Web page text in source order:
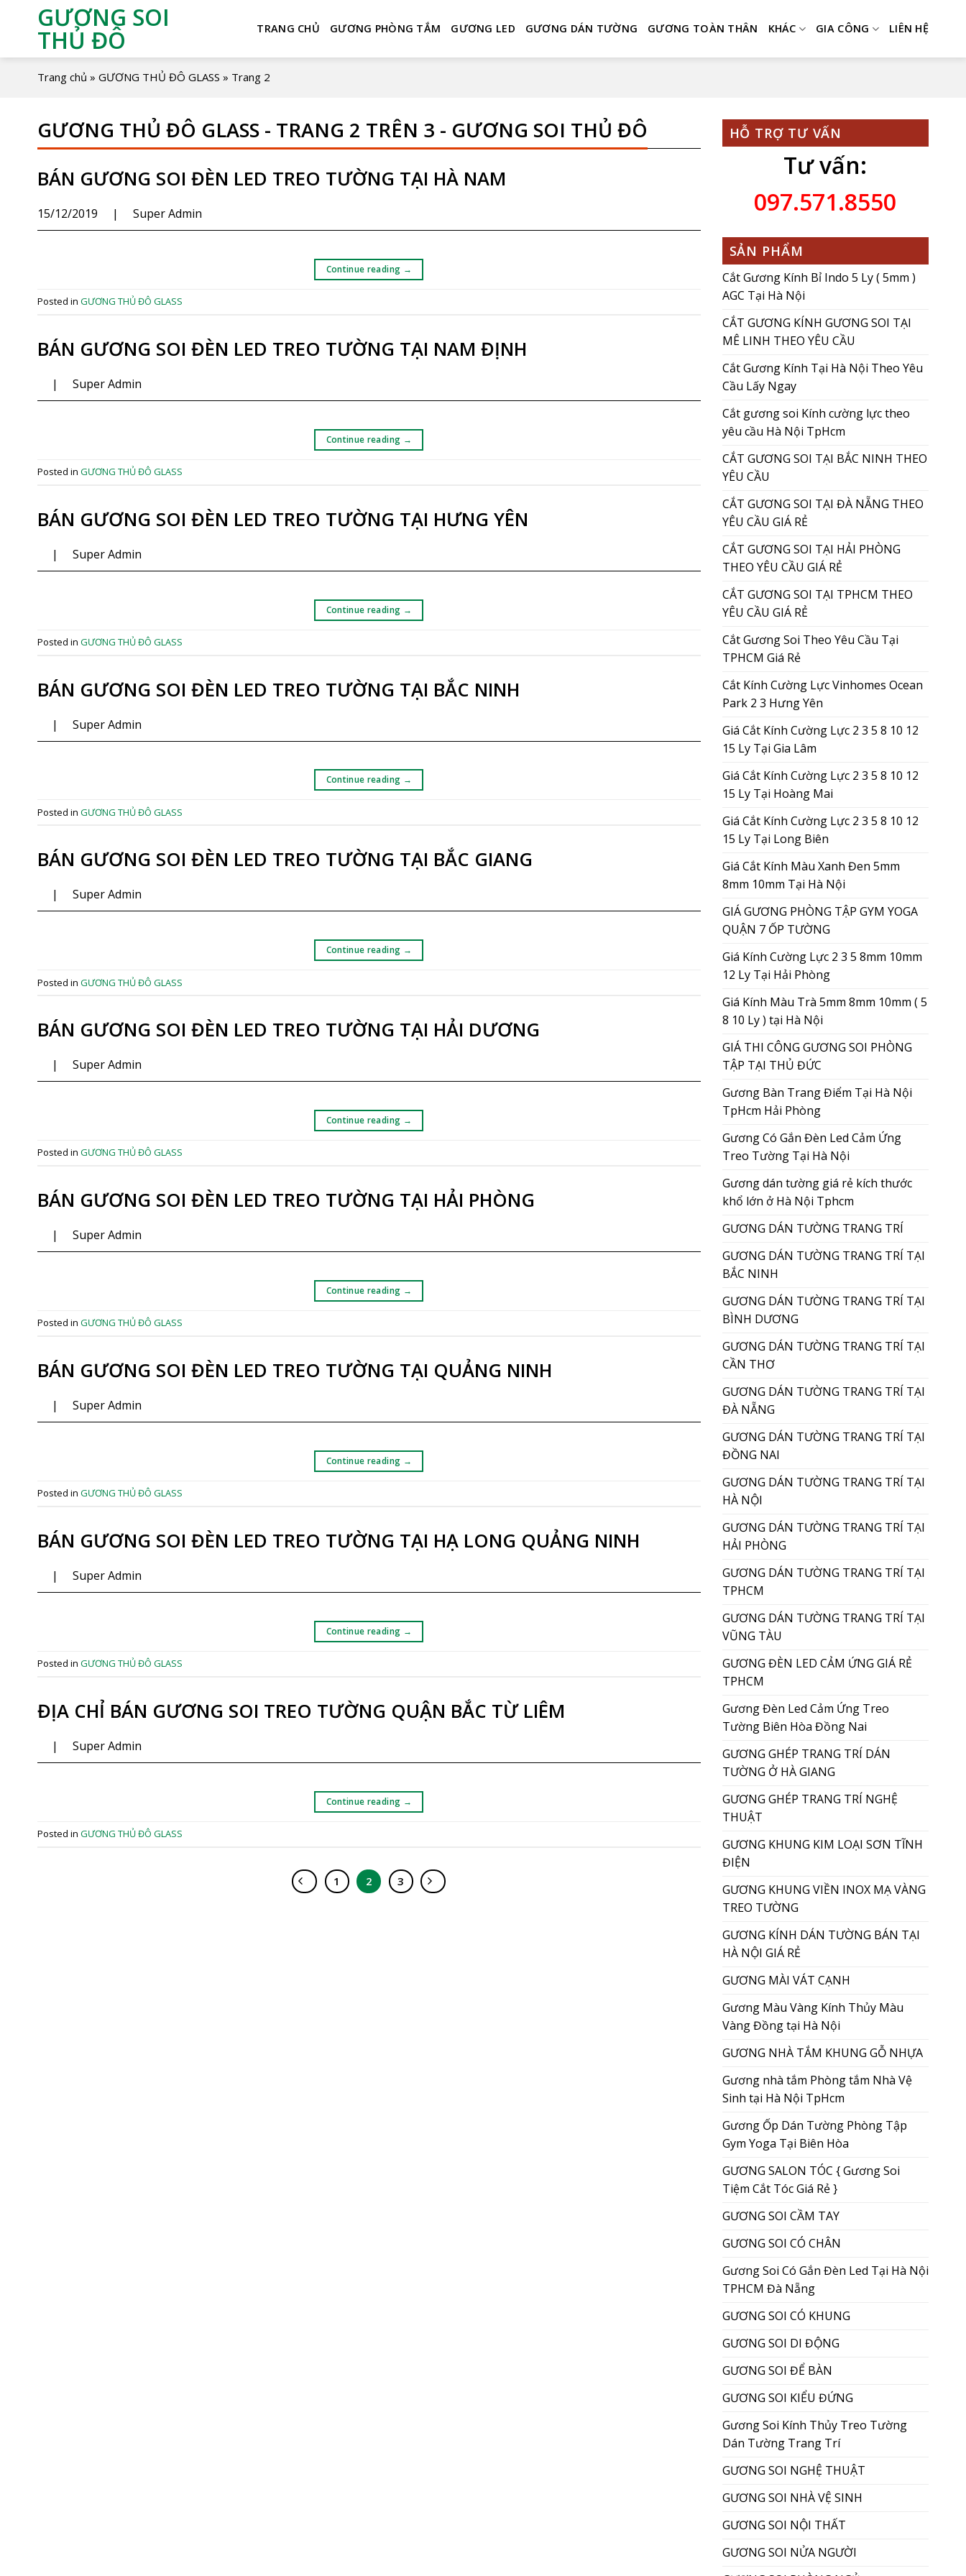
GƯƠNG SOI
THỦ ĐÔ TRANG CHỦ GƯƠNG PHÒNG TẮM GƯƠNG LED GƯƠNG DÁN TƯỜNG GƯƠNG TOÀN THÂN KHÁC GIA CÔNG LIÊN HỆ
Trang chủ » GƯƠNG THỦ ĐÔ GLASS » Trang 2
GƯƠNG THỦ ĐÔ GLASS - TRANG 2 TRÊN 3 - GƯƠNG SOI THỦ ĐÔ
BÁN GƯƠNG SOI ĐÈN LED TREO TƯỜNG TẠI HÀ NAM
15/12/2019 | Super Admin
Continue reading →
Posted in GƯƠNG THỦ ĐÔ GLASS
BÁN GƯƠNG SOI ĐÈN LED TREO TƯỜNG TẠI NAM ĐỊNH
| Super Admin
Continue reading →
Posted in GƯƠNG THỦ ĐÔ GLASS
BÁN GƯƠNG SOI ĐÈN LED TREO TƯỜNG TẠI HƯNG YÊN
| Super Admin
Continue reading →
Posted in GƯƠNG THỦ ĐÔ GLASS
BÁN GƯƠNG SOI ĐÈN LED TREO TƯỜNG TẠI BẮC NINH
| Super Admin
Continue reading →
Posted in GƯƠNG THỦ ĐÔ GLASS
BÁN GƯƠNG SOI ĐÈN LED TREO TƯỜNG TẠI BẮC GIANG
| Super Admin
Continue reading →
Posted in GƯƠNG THỦ ĐÔ GLASS
BÁN GƯƠNG SOI ĐÈN LED TREO TƯỜNG TẠI HẢI DƯƠNG
| Super Admin
Continue reading →
Posted in GƯƠNG THỦ ĐÔ GLASS
BÁN GƯƠNG SOI ĐÈN LED TREO TƯỜNG TẠI HẢI PHÒNG
| Super Admin
Continue reading →
Posted in GƯƠNG THỦ ĐÔ GLASS
BÁN GƯƠNG SOI ĐÈN LED TREO TƯỜNG TẠI QUẢNG NINH
| Super Admin
Continue reading →
Posted in GƯƠNG THỦ ĐÔ GLASS
BÁN GƯƠNG SOI ĐÈN LED TREO TƯỜNG TẠI HẠ LONG QUẢNG NINH
| Super Admin
Continue reading →
Posted in GƯƠNG THỦ ĐÔ GLASS
ĐỊA CHỈ BÁN GƯƠNG SOI TREO TƯỜNG QUẬN BẮC TỪ LIÊM
| Super Admin
Continue reading →
Posted in GƯƠNG THỦ ĐÔ GLASS
1 2 3
HỖ TRỢ TƯ VẤN
Tư vấn:
097.571.8550
SẢN PHẨM
Cắt Gương Kính Bỉ Indo 5 Ly ( 5mm )
AGC Tại Hà Nội
CẮT GƯƠNG KÍNH GƯƠNG SOI TẠI
MÊ LINH THEO YÊU CẦU
Cắt Gương Kính Tại Hà Nội Theo Yêu
Cầu Lấy Ngay
Cắt gương soi Kính cường lực theo
yêu cầu Hà Nội TpHcm
CẮT GƯƠNG SOI TẠI BẮC NINH THEO
YÊU CẦU
CẮT GƯƠNG SOI TẠI ĐÀ NẴNG THEO
YÊU CẦU GIÁ RẺ
CẮT GƯƠNG SOI TẠI HẢI PHÒNG
THEO YÊU CẦU GIÁ RẺ
CẮT GƯƠNG SOI TẠI TPHCM THEO
YÊU CẦU GIÁ RẺ
Cắt Gương Soi Theo Yêu Cầu Tại
TPHCM Giá Rẻ
Cắt Kính Cường Lực Vinhomes Ocean
Park 2 3 Hưng Yên
Giá Cắt Kính Cường Lực 2 3 5 8 10 12
15 Ly Tại Gia Lâm
Giá Cắt Kính Cường Lực 2 3 5 8 10 12
15 Ly Tại Hoàng Mai
Giá Cắt Kính Cường Lực 2 3 5 8 10 12
15 Ly Tại Long Biên
Giá Cắt Kính Màu Xanh Đen 5mm
8mm 10mm Tại Hà Nội
GIÁ GƯƠNG PHÒNG TẬP GYM YOGA
QUẬN 7 ỐP TƯỜNG
Giá Kính Cường Lực 2 3 5 8mm 10mm
12 Ly Tại Hải Phòng
Giá Kính Màu Trà 5mm 8mm 10mm ( 5
8 10 Ly ) tại Hà Nội
GIÁ THI CÔNG GƯƠNG SOI PHÒNG
TẬP TẠI THỦ ĐỨC
Gương Bàn Trang Điểm Tại Hà Nội
TpHcm Hải Phòng
Gương Có Gắn Đèn Led Cảm Ứng
Treo Tường Tại Hà Nội
Gương dán tường giá rẻ kích thước
khổ lớn ở Hà Nội Tphcm
GƯƠNG DÁN TƯỜNG TRANG TRÍ
GƯƠNG DÁN TƯỜNG TRANG TRÍ TẠI
BẮC NINH
GƯƠNG DÁN TƯỜNG TRANG TRÍ TẠI
BÌNH DƯƠNG
GƯƠNG DÁN TƯỜNG TRANG TRÍ TẠI
CẦN THƠ
GƯƠNG DÁN TƯỜNG TRANG TRÍ TẠI
ĐÀ NẴNG
GƯƠNG DÁN TƯỜNG TRANG TRÍ TẠI
ĐỒNG NAI
GƯƠNG DÁN TƯỜNG TRANG TRÍ TẠI
HÀ NỘI
GƯƠNG DÁN TƯỜNG TRANG TRÍ TẠI
HẢI PHÒNG
GƯƠNG DÁN TƯỜNG TRANG TRÍ TẠI
TPHCM
GƯƠNG DÁN TƯỜNG TRANG TRÍ TẠI
VŨNG TÀU
GƯƠNG ĐÈN LED CẢM ỨNG GIÁ RẺ
TPHCM
Gương Đèn Led Cảm Ứng Treo
Tường Biên Hòa Đồng Nai
GƯƠNG GHÉP TRANG TRÍ DÁN
TƯỜNG Ở HÀ GIANG
GƯƠNG GHÉP TRANG TRÍ NGHỆ
THUẬT
GƯƠNG KHUNG KIM LOẠI SƠN TĨNH
ĐIỆN
GƯƠNG KHUNG VIỀN INOX MẠ VÀNG
TREO TƯỜNG
GƯƠNG KÍNH DÁN TƯỜNG BÁN TẠI
HÀ NỘI GIÁ RẺ
GƯƠNG MÀI VÁT CẠNH
Gương Màu Vàng Kính Thủy Màu
Vàng Đồng tại Hà Nội
GƯƠNG NHÀ TẮM KHUNG GỖ NHỰA
Gương nhà tắm Phòng tắm Nhà Vệ
Sinh tại Hà Nội TpHcm
Gương Ốp Dán Tường Phòng Tập
Gym Yoga Tại Biên Hòa
GƯƠNG SALON TÓC { Gương Soi
Tiệm Cắt Tóc Giá Rẻ }
GƯƠNG SOI CẦM TAY
GƯƠNG SOI CÓ CHÂN
Gương Soi Có Gắn Đèn Led Tại Hà Nội
TPHCM Đà Nẵng
GƯƠNG SOI CÓ KHUNG
GƯƠNG SOI DI ĐỘNG
GƯƠNG SOI ĐỂ BÀN
GƯƠNG SOI KIỂU ĐỨNG
Gương Soi Kính Thủy Treo Tường
Dán Tường Trang Trí
GƯƠNG SOI NGHỆ THUẬT
GƯƠNG SOI NHÀ VỆ SINH
GƯƠNG SOI NỘI THẤT
GƯƠNG SOI NỬA NGƯỜI